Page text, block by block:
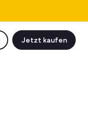
Jetzt kaufen